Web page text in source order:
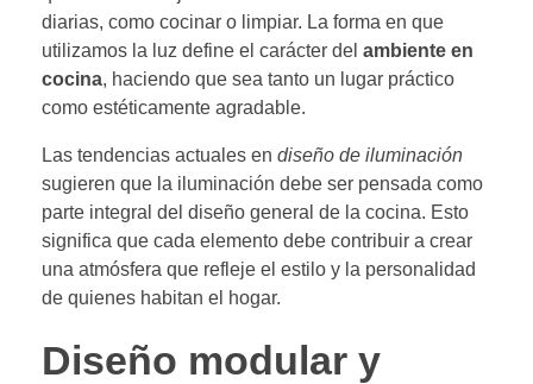
diarias, como cocinar o limpiar. La forma en que
utilizamos la luz define el carácter del ambiente en
cocina, haciendo que sea tanto un lugar práctico
como estéticamente agradable.
Las tendencias actuales en diseño de iluminación
sugieren que la iluminación debe ser pensada como
parte integral del diseño general de la cocina. Esto
significa que cada elemento debe contribuir a crear
una atmósfera que refleje el estilo y la personalidad
de quienes habitan el hogar.
Diseño modular y